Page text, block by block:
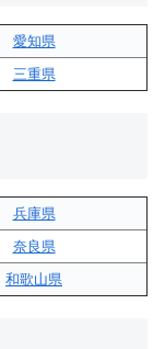
愛知県
三重県
兵庫県
奈良県
和歌山県